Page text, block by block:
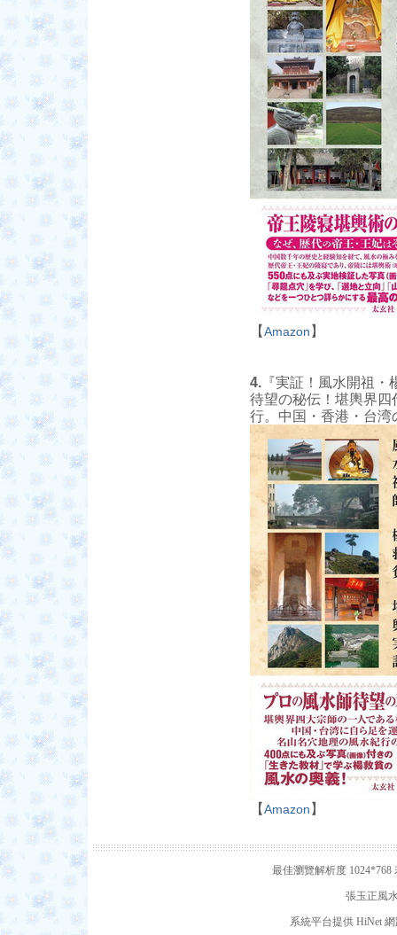
【Amazon 】
4. 『実証！風水開祖
待望の秘伝！堪輿界
行。中国・香港・台
【Amazon 】
最佳瀏覽解析度
張玉正風
系統平台提供 HiNet